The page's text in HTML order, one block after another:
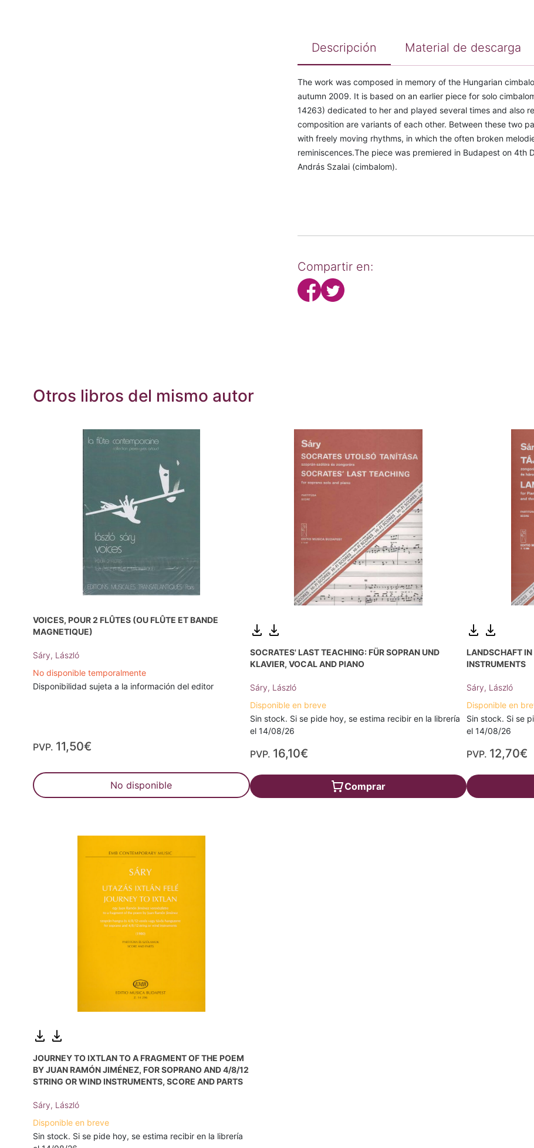
Descripción Material de descarga
The work was composed in memory of the Hungarian
autumn 2009. It is based on an earlier piece for solo
14263) dedicated to her and played several times and also
composition are variants of each other. Between these two
with freely moving rhythms, in which the often broken
reminiscences.The piece was premiered in Budapest on 4th
András Szalai (cimbalom).
Compartir en:
Otros libros del mismo autor
VOICES, POUR 2 FLÛTES (OU FLÛTE ET BANDE
MAGNETIQUE)
Sáry, László
No disponible temporalmente
Disponibilidad sujeta a la información del editor
PVP. 11,50€
No disponible
SOCRATES' LAST TEACHING: FÜR SOPRAN UND
KLAVIER, VOCAL AND PIANO
Sáry, László
Disponible en breve
Sin stock. Si se pide hoy, se estima recibir en la librería
el 14/08/26
PVP. 16,10€
Comprar
LANDSCHAFT
INSTRUMENTS
Sáry, László
Disponible en
Sin stock. Si se
el 14/08/26
PVP. 12,70€
JOURNEY TO IXTLAN TO A FRAGMENT OF THE POEM
BY JUAN RAMÓN JIMÉNEZ, FOR SOPRANO AND 4/8/12
STRING OR WIND INSTRUMENTS, SCORE AND PARTS
Sáry, László
Disponible en breve
Sin stock. Si se pide hoy, se estima recibir en la librería